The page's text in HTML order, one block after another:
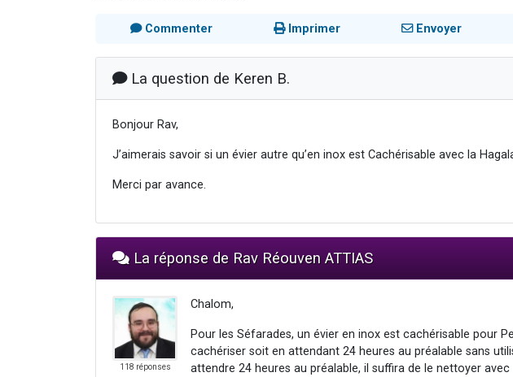
Commenter Imprimer Envoyer
La question de Keren B.
Bonjour Rav,
J’aimerais savoir si un évier autre qu’en inox est Cachérisable avec la
Merci par avance.
La réponse de Rav Réouven ATTIAS
118 réponses
Chalom,
Pour les Séfarades, un évier en inox est cachérisable pour
cachériser soit en attendant 24 heures au préalable sans
attendre 24 heures au préalable, il suffira de le nettoyer